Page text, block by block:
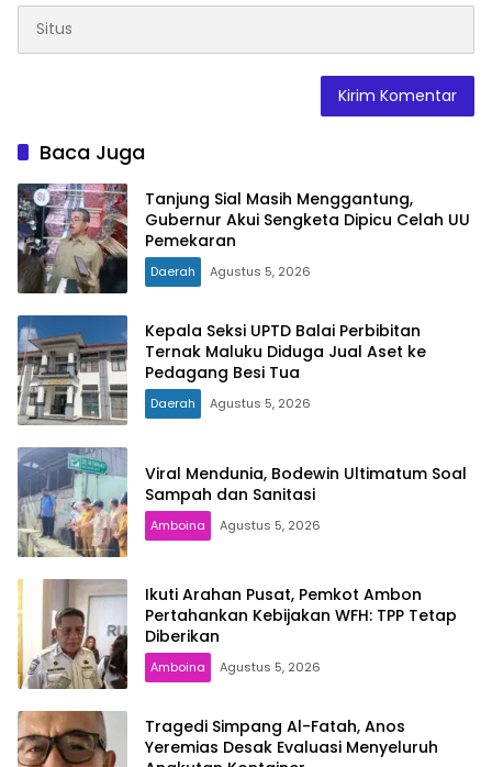
Baca Juga
Tanjung Sial Masih Menggantung,
Gubernur Akui Sengketa Dipicu Celah UU
Pemekaran
Daerah Agustus 5, 2026
Kepala Seksi UPTD Balai Perbibitan
Ternak Maluku Diduga Jual Aset ke
Pedagang Besi Tua
Daerah Agustus 5, 2026
Viral Mendunia, Bodewin Ultimatum Soal
Sampah dan Sanitasi
Amboina Agustus 5, 2026
Ikuti Arahan Pusat, Pemkot Ambon
Pertahankan Kebijakan WFH: TPP Tetap
Diberikan
Amboina Agustus 5, 2026
Tragedi Simpang Al-Fatah, Anos
Yeremias Desak Evaluasi Menyeluruh